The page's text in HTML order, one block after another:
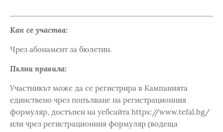
Как се участва:
Чрез абонамент за бюлетин.
Пълни правила:
Участникът може да се регистрира в Кампанията
единствено чрез попълване на регистрационния
формуляр, достъпен на уебсайта https://www.tefal.bg/
или чрез регистрационния формуляр (водеща